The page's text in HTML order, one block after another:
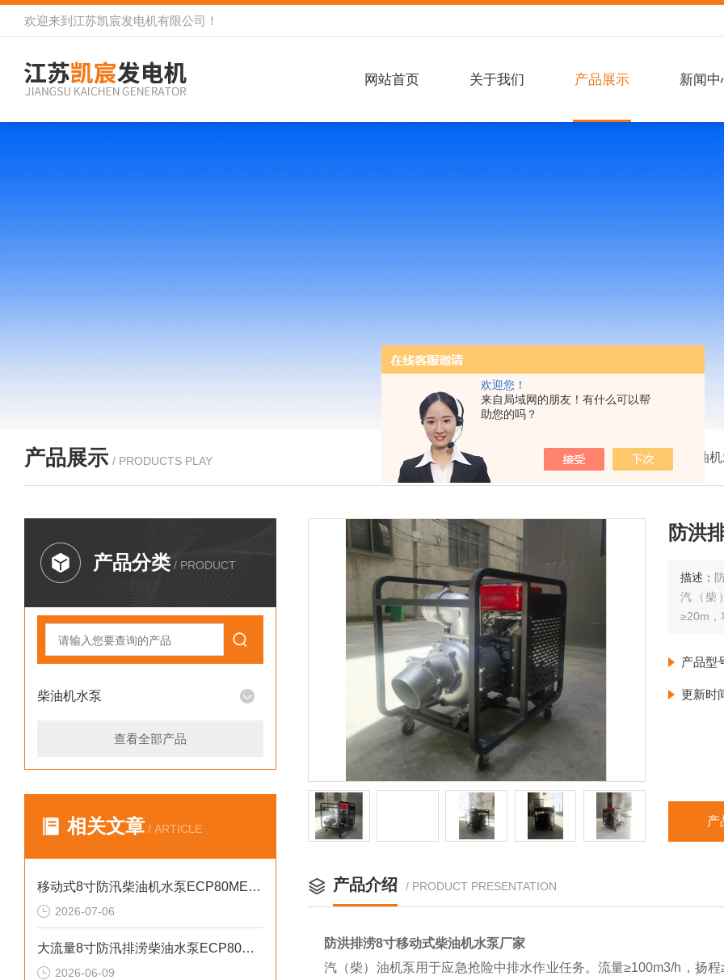
欢迎您！
来自局域网的朋友！有什么可以帮
助您的吗？
欢迎来到 江苏凯宸发电机有限公司 ！
网站首页 关于我们 产品展示 新闻中
产品展示 / PRODUCTS PLAY 我的位置：首页 产品展示 柴油
产品分类 / PRODUCT
柴油机水泵
查看全部产品
相关文章 / ARTICLE
移动式8寸防汛柴油机水泵ECP80ME产品介绍
2026-07-06
大流量8寸防汛排涝柴油水泵ECP80ME产品介绍
2026-06-09
防洪
描述：
汽（柴
≥20m，
产品型
更新时
产
产品介绍 / PRODUCT PRESENTATION
防洪排涝8寸移动式柴油机水泵厂家
汽（柴）油机泵用于应急抢险中排水作业任务。流量≥100m3/h，扬